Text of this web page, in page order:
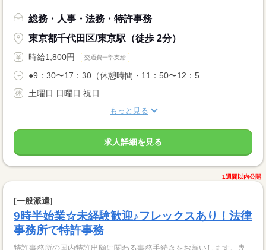
総務・人事・法務・特許事務
東京都千代田区/東京駅（徒歩 2分）
時給1,800円 交通費一部支給
●9：30〜17：30（休憩時間・11：50〜12：5...
土曜日 日曜日 祝日
もっと見る
求人詳細を見る
1週間以内公開
[一般派遣]
9時半始業☆未経験歓迎♪フレックスあり！法律
事務所で特許事務
特許事務所の国内特許出願に関わる事務手続きをお願いします。専